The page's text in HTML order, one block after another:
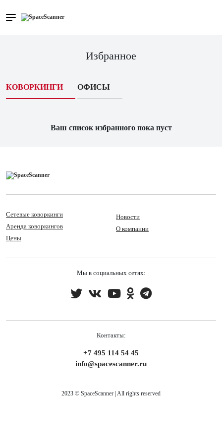
Избранное
КОВОРКИНГИ ОФИСЫ
Ваш список избранного пока пуст
Сетевые коворкинги
Аренда коворкингов
Цены
Новости
О компании
Мы в социальных сетях:
Контакты:
+7 495 114 54 45
info@spacescanner.ru
2023 © SpaceScanner | All rights reserved